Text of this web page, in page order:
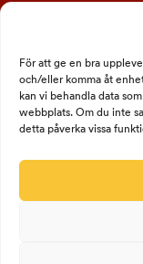
För att ge en bra
och/eller komma åt
kan vi behandla data
webbplats. Om du inte
detta påverka vissa